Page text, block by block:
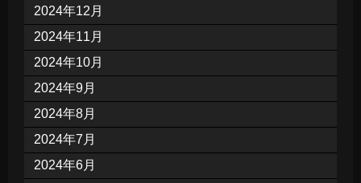
2024年12月
2024年11月
2024年10月
2024年9月
2024年8月
2024年7月
2024年6月